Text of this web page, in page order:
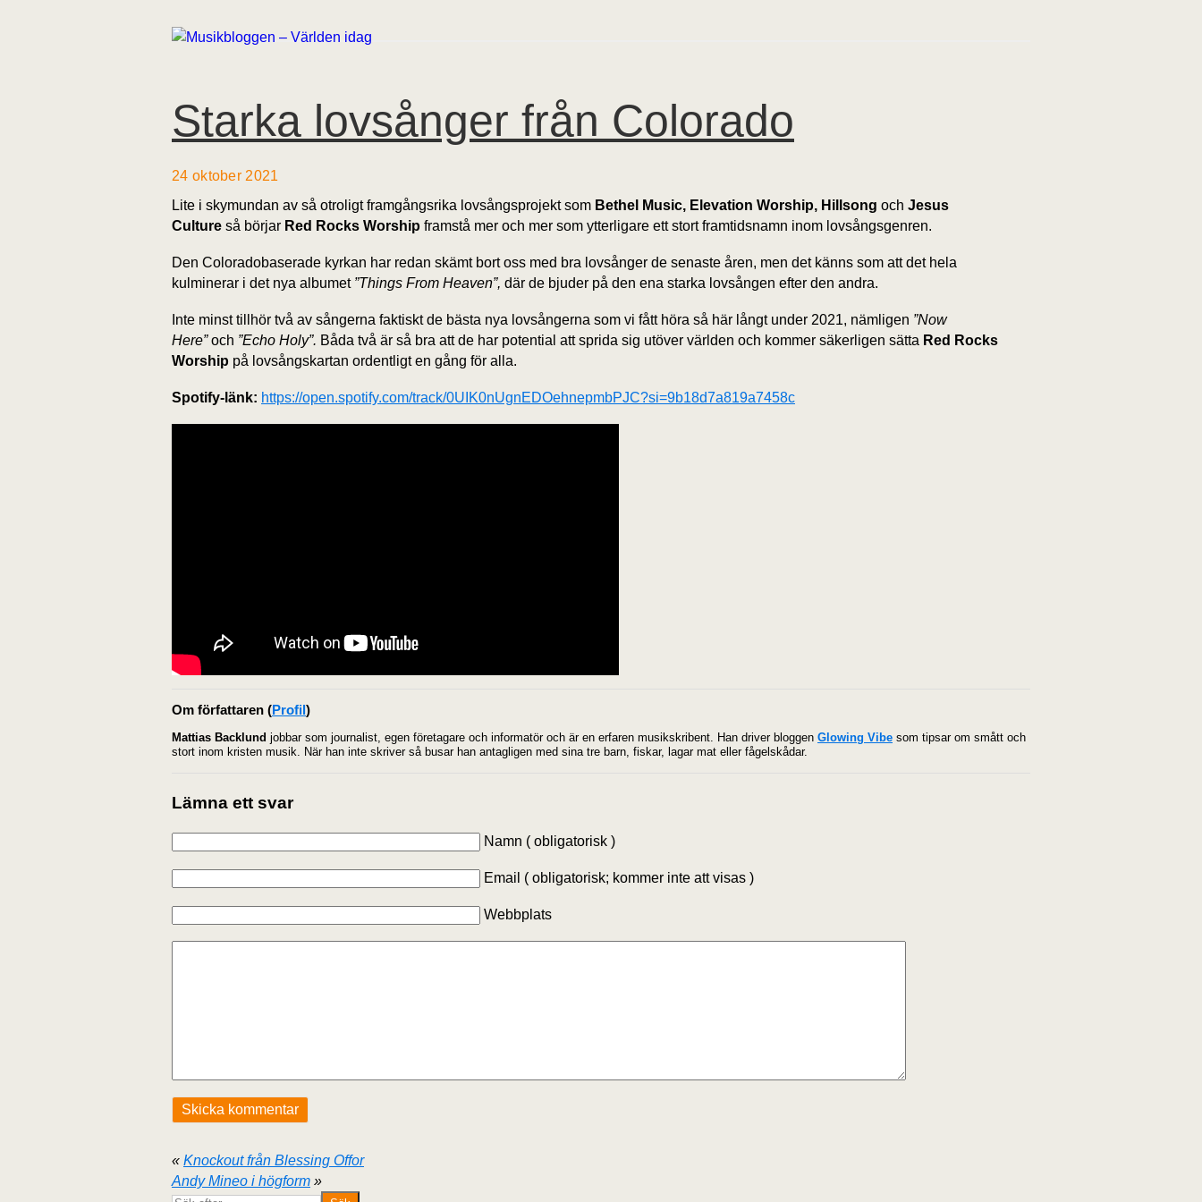
Starka lovsånger från Colorado
24 oktober 2021
Lite i skymundan av så otroligt framgångsrika lovsångsprojekt som Bethel Music, Elevation Worship, Hillsong och Jesus
Culture så börjar Red Rocks Worship framstå mer och mer som ytterligare ett stort framtidsnamn inom lovsångsgenren.
Den Coloradobaserade kyrkan har redan skämt bort oss med bra lovsånger de senaste åren, men det känns som att det hela
kulminerar i det nya albumet ”Things From Heaven”, där de bjuder på den ena starka lovsången efter den andra.
Inte minst tillhör två av sångerna faktiskt de bästa nya lovsångerna som vi fått höra så här långt under 2021, nämligen ”Now
Here”och ”Echo Holy”. Båda två är så bra att de har potential att sprida sig utöver världen och kommer säkerligen sätta Red Rocks
Worship på lovsångskartan ordentligt en gång för alla.
Spotify-länk: https://open.spotify.com/track/0UIK0nUgnEDOehnepmbPJC?si=9b18d7a819a7458c
Om författaren (Profil)
Mattias Backlund jobbar som journalist, egen företagare och informatör och är en erfaren musikskribent. Han driver bloggen Glowing Vibe som tipsar om smått och
stort inom kristen musik. När han inte skriver så busar han antagligen med sina tre barn, fiskar, lagar mat eller fågelskådar.
Lämna ett svar
Namn ( obligatorisk )
Email ( obligatorisk; kommer inte att visas )
Webbplats
« Knockout från Blessing Offor
Andy Mineo i högform »